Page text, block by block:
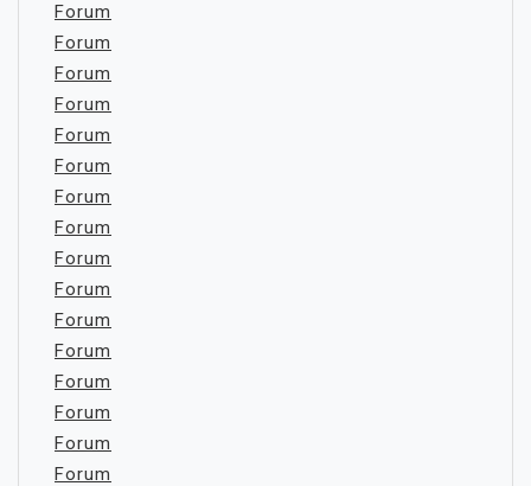
Forum
Forum
Forum
Forum
Forum
Forum
Forum
Forum
Forum
Forum
Forum
Forum
Forum
Forum
Forum
Forum